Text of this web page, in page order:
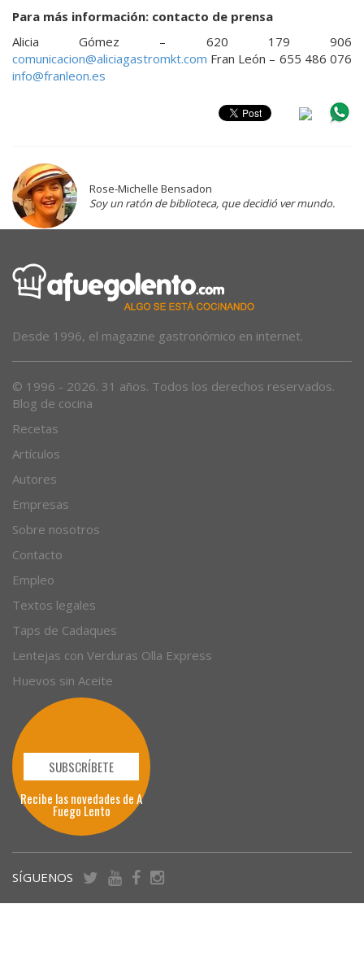
Para más información: contacto de prensa
Alicia Gómez – 620 179 906
comunicacion@aliciagastromkt.com Fran León – 655 486 076
info@franleon.es
Rose-Michelle Bensadon
Soy un ratón de biblioteca, que decidió ver mundo.
Desde 1996, el magazine gastronómico en internet.
© 1996 - 2026. 31 años. Todos los derechos reservados.
Blog de cocina
Recetas
Artículos
Autores
Empresas
Sobre nosotros
Contacto
Empleo
Textos legales
Taps de Cadaques
Lentejas con Verduras Olla Express
Huevos sin Aceite
SUBSCRÍBETE
Recibe las novedades de A
Fuego Lento
SÍGUENOS